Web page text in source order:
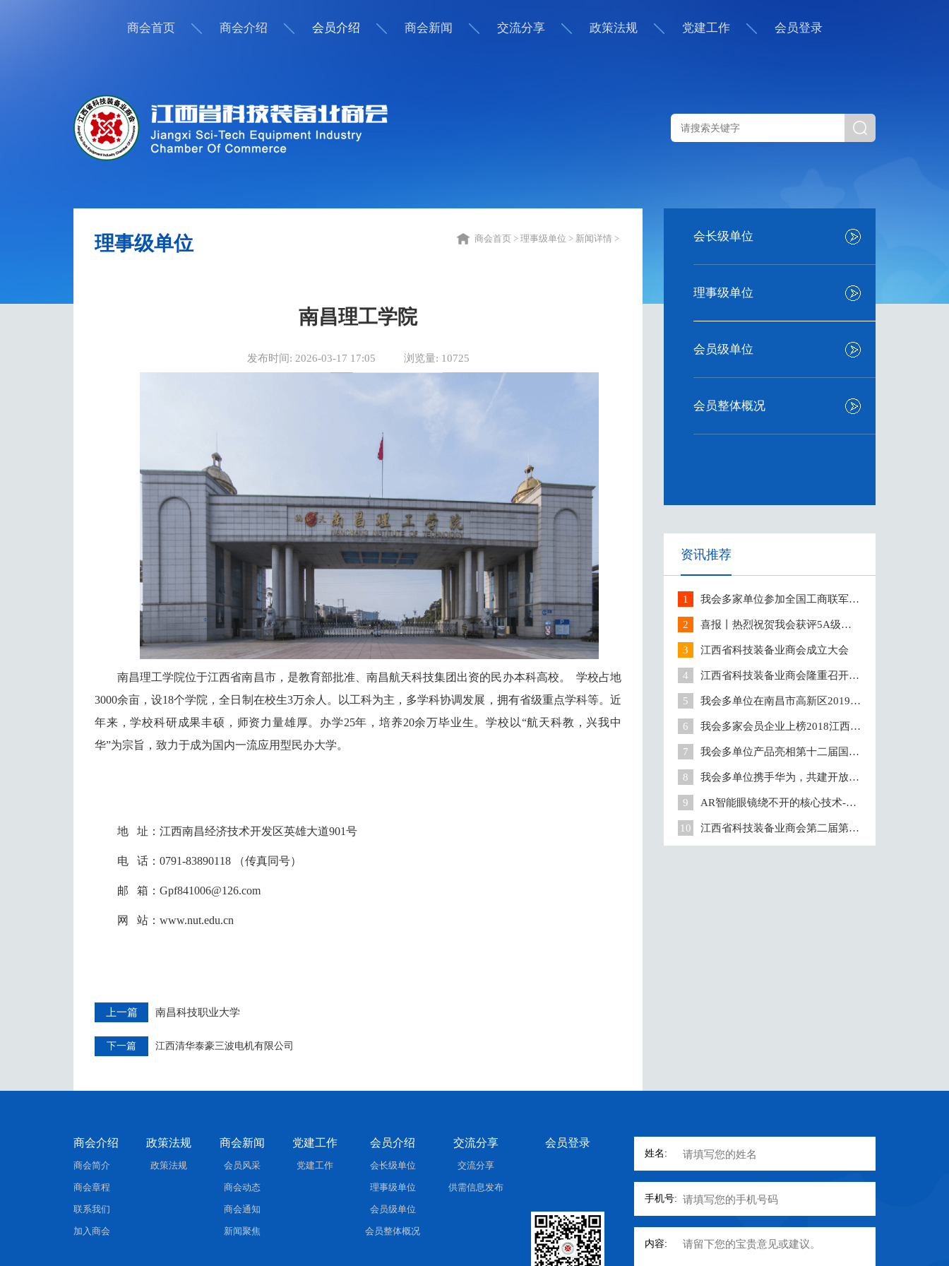
商会首页 商会介绍 会员介绍 商会新闻 交流分享 政策法规 党建工作 会员登录
理事级单位 商会首页 > 理事级单位 > 新闻详情 >
南昌理工学院
发布时间: 2026-03-17 17:05 浏览量: 10725
南昌理工学院位于江西省南昌市，是教育部批准、南昌航天科技集团出资的民办本科高校。 学校占地
3000余亩，设18个学院，全日制在校生3万余人。以工科为主，多学科协调发展，拥有省级重点学科等。近
年来，学校科研成果丰硕，师资力量雄厚。办学25年，培养20余万毕业生。学校以“航天科教，兴我中
华”为宗旨，致力于成为国内一流应用型民办大学。
地 址：江西南昌经济技术开发区英雄大道901号
电 话：0791-83890118 （传真同号）
邮 箱：Gpf841006@126.com
网 站：www.nut.edu.cn
上一篇 南昌科技职业大学
下一篇 江西清华泰豪三波电机有限公司
会长级单位
理事级单位
会员级单位
会员整体概况
资讯推荐
1
我会多家单位参加全国工商联军民
2
喜报丨热烈祝贺我会获评5A级社
3
江西省科技装备业商会成立大会
4
江西省科技装备业商会隆重召开20
5
我会多单位在南昌市高新区2019年
6
我会多家会员企业上榜2018江西民
7
我会多单位产品亮相第十二届国际
8
我会多单位携手华为，共建开放生
9
AR智能眼镜绕不开的核心技术-全
10
江西省科技装备业商会第二届第一
次会员大会胜利闭幕
商会介绍
商会简介
商会章程
联系我们
加入商会
政策法规
政策法规
商会新闻
会员风采
商会动态
商会通知
新闻聚焦
党建工作
党建工作
会员介绍
会长级单位
理事级单位
会员级单位
会员整体概况
交流分享
交流分享
供需信息发布
会员登录
姓名:
手机号:
内容: